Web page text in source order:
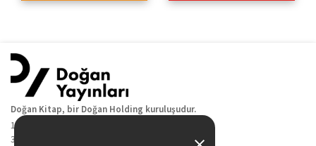
Doğan Kitap, bir Doğan Holding kuruluşudur.
19 Mayıs Cad. Golden Plaza No:1 Kat:10
34360 / Şişli / İstanbul